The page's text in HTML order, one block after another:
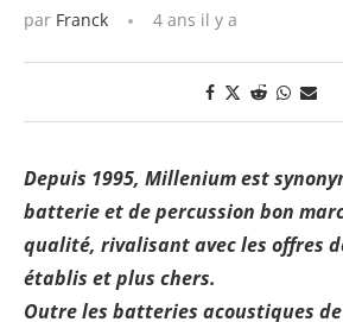
par Franck 4 ans il y a
Depuis 1995, Millenium est
batterie et de percussion bon
qualité, rivalisant avec les offres
établis et plus chers.
Outre les batteries acoustiques